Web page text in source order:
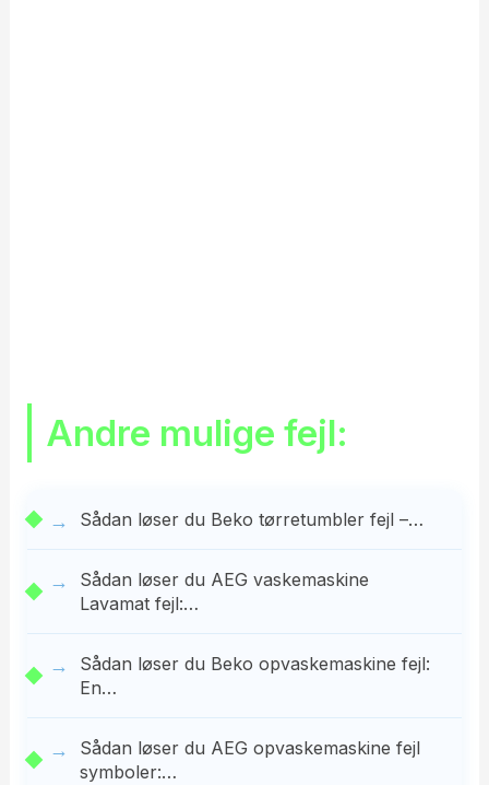
Andre mulige fejl:
Sådan løser du Beko tørretumbler fejl –…
Sådan løser du AEG vaskemaskine
Lavamat fejl:…
Sådan løser du Beko opvaskemaskine fejl:
En…
Sådan løser du AEG opvaskemaskine fejl
symboler:…